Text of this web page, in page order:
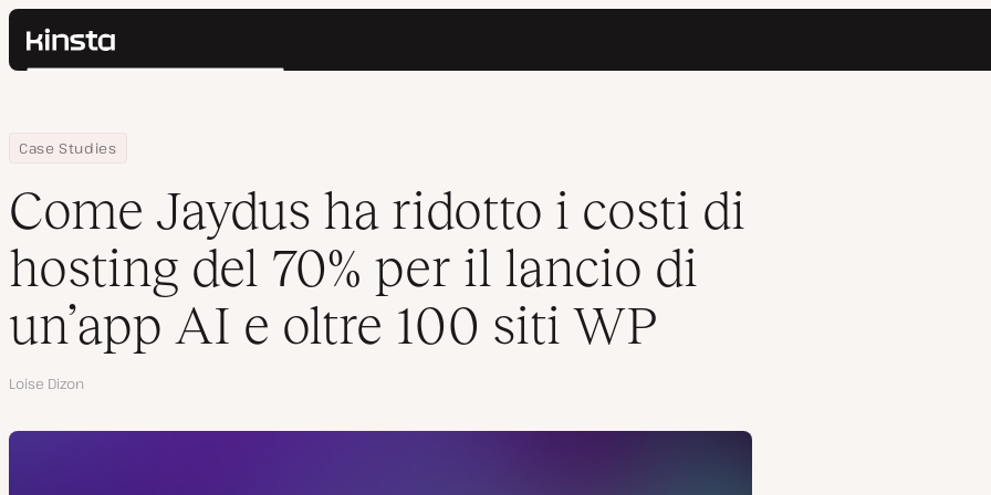
Kinsta®
Prezzi
Contatti
Cerca
Home
Azienda
Case Studies
Come Jaydus ha ridotto i costi di hosting del 70% per il lancio di un’app AI e oltre 100 siti WP
Come Jaydus ha ridotto i costi di
hosting del 70% per il lancio di
un’app AI e oltre 100 siti WP
Autore
Loise Dizon